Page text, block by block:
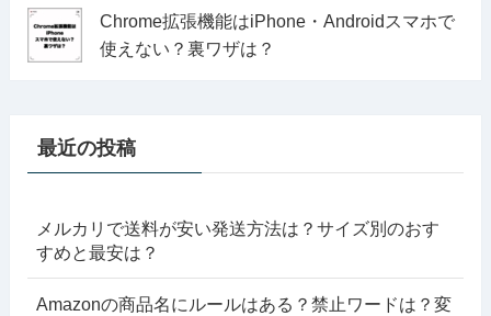
Chrome拡張機能はiPhone・Androidスマホで
使えない？裏ワザは？
最近の投稿
メルカリで送料が安い発送方法は？サイズ別のおす
すめと最安は？
Amazonの商品名にルールはある？禁止ワードは？変